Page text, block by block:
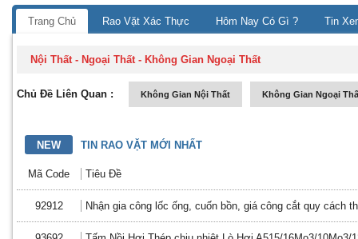
Trang Chủ Rao Vặt Xác Thực Hôm Nay Có Gì ? Tin
Nội Thất - Ngoại Thất- Không Gian Ngoại Thất
Chủ Đề Liên Quan : Không Gian Nội Thất Không Gian Ngoại
NEW TIN RAO VẶT MỚI NHẤT
Mã Code Tiêu Đề
92912 Nhận gia công lốc ống, cuốn bồn, giá công cắt quy cách